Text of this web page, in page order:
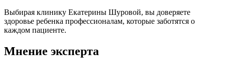
Выбирая клинику Екатерины Шуровой, вы доверяете
здоровье ребенка профессионалам, которые заботятся о
каждом пациенте.
Мнение эксперта